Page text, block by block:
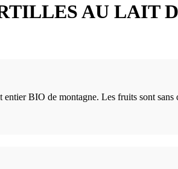
AU LAIT
BIO de montagne. Les fruits sont sans